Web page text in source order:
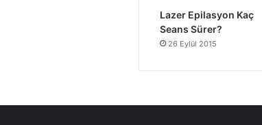
Lazer Epilasyon Kaç
Seans Sürer?
26 Eylül 2015